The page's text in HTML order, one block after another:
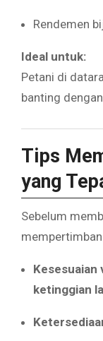
Rendemen
Ideal untuk:
Petani di
banting
Tips
yang
Sebelum
Kesesuaian
ketinggian